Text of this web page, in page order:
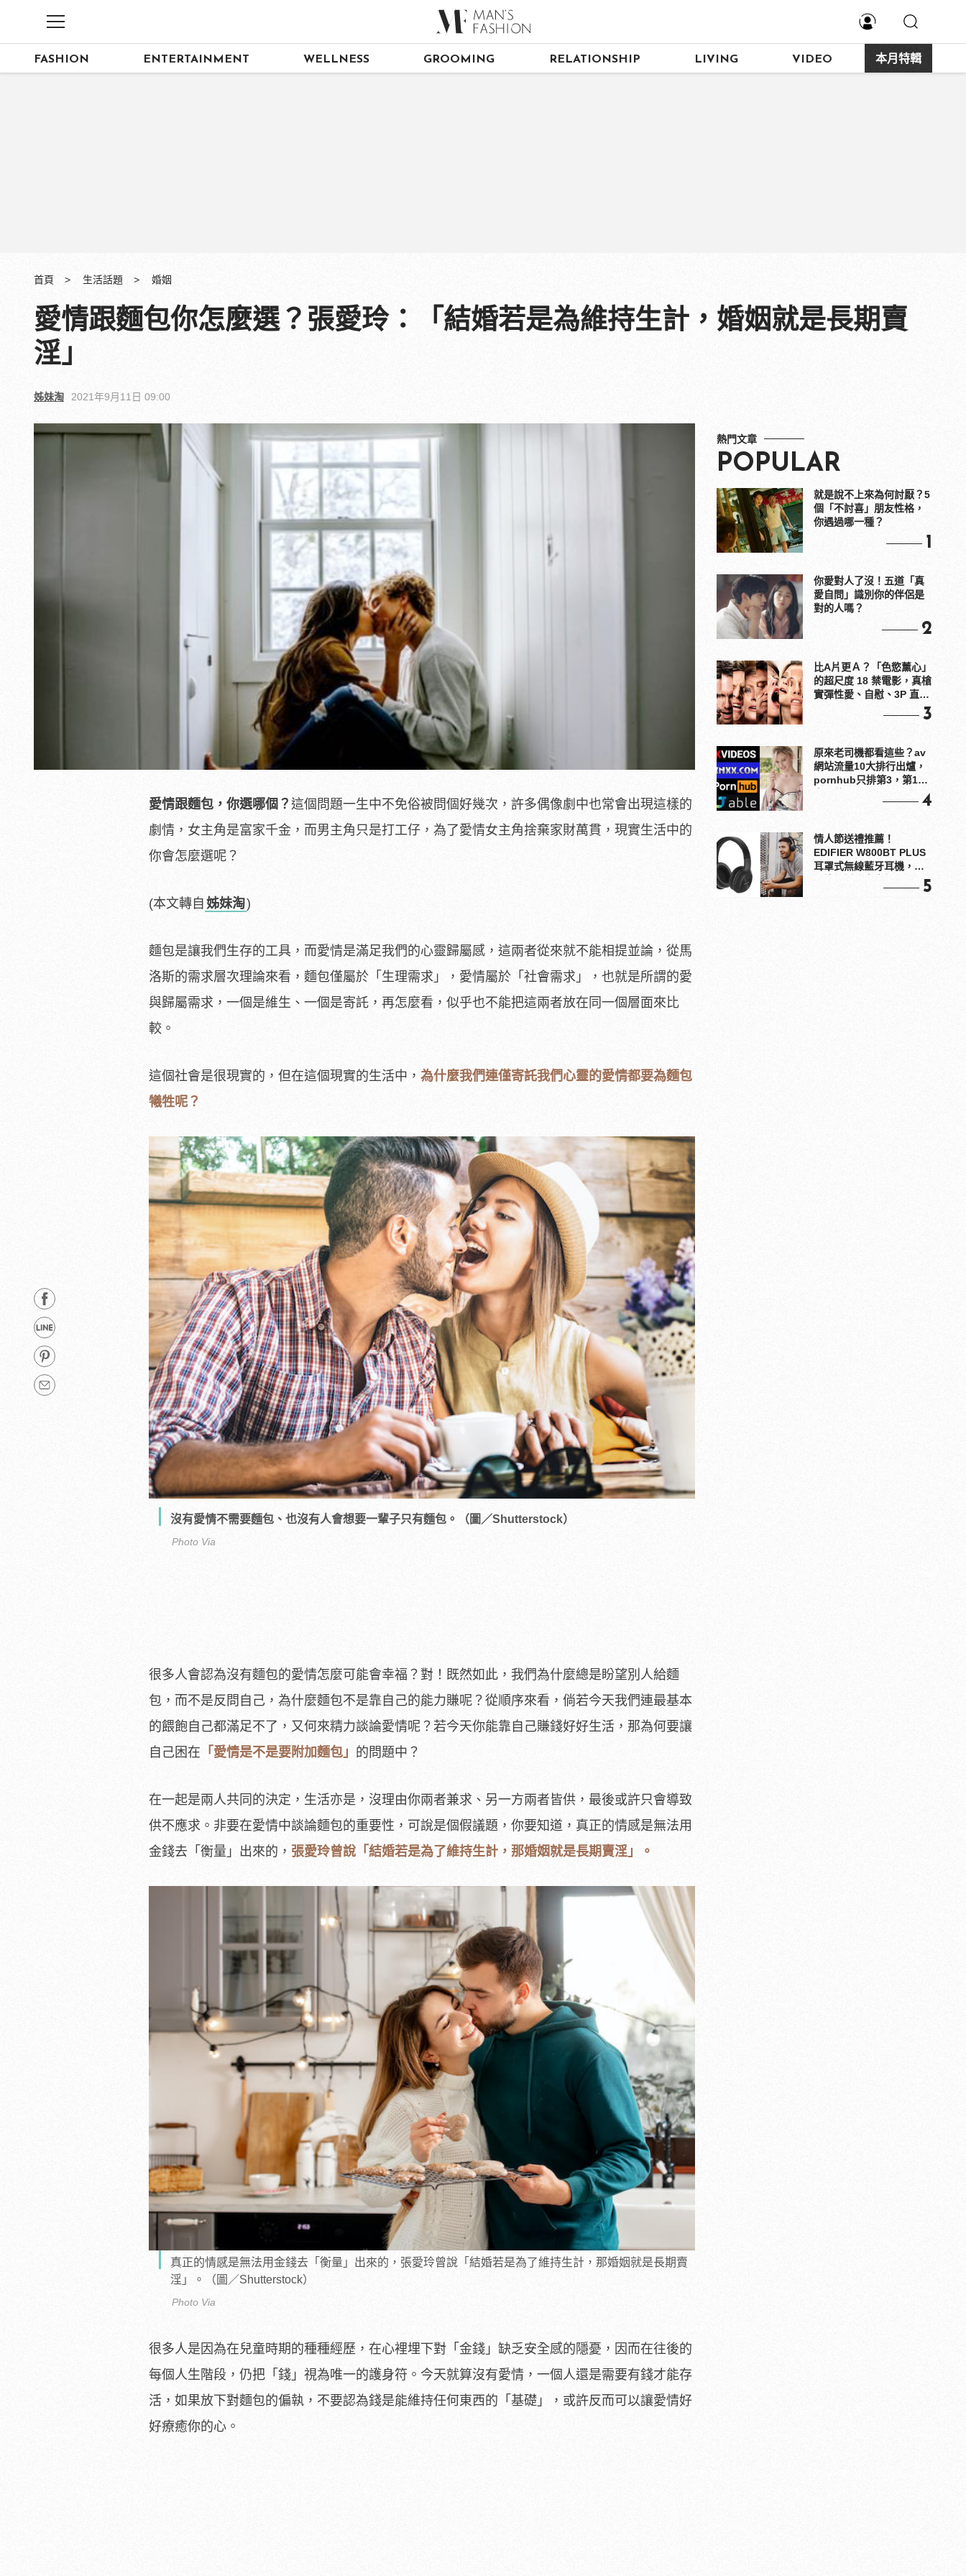
FASHION ENTERTAINMENT WELLNESS GROOMING RELATIONSHIP LIVING VIDEO 本月特輯
首頁 生活話題 婚姻
愛情跟麵包你怎麼選？張愛玲：「結婚若是為維持生計，婚姻就是長期賣
淫」
姊妹淘 2021年9月11日 09:00
愛情跟麵包，你選哪個？ 這個問題一生中不免俗被問個好幾次，許多偶像劇中也常會出現這樣的
劇情，女主角是富家千金，而男主角只是打工仔，為了愛情女主角捨棄家財萬貫，現實生活中的
你會怎麼選呢？
(本文轉自 姊妹淘)
麵包是讓我們生存的工具，而愛情是滿足我們的心靈歸屬感，這兩者從來就不能相提並論，從馬
洛斯的需求層次理論來看，麵包僅屬於「生理需求」，愛情屬於「社會需求」，也就是所謂的愛
與歸屬需求，一個是維生、一個是寄託，再怎麼看，似乎也不能把這兩者放在同一個層面來比
較。
這個社會是很現實的，但在這個現實的生活中， 為什麼我們連僅寄託我們心靈的愛情都要為麵包
犧牲呢？
沒有愛情不需要麵包、也沒有人會想要一輩子只有麵包。（圖／Shutterstock）
Photo Via
很多人會認為沒有麵包的愛情怎麼可能會幸福？對！既然如此，我們為什麼總是盼望別人給麵
包，而不是反問自己，為什麼麵包不是靠自己的能力賺呢？從順序來看，倘若今天我們連最基本
的餵飽自己都滿足不了，又何來精力談論愛情呢？若今天你能靠自己賺錢好好生活，那為何要讓
自己困在 「愛情是不是要附加麵包」 的問題中？
在一起是兩人共同的決定，生活亦是，沒理由你兩者兼求、另一方兩者皆供，最後或許只會導致
供不應求。非要在愛情中談論麵包的重要性，可說是個假議題，你要知道，真正的情感是無法用
金錢去「衡量」出來的， 張愛玲曾說「結婚若是為了維持生計，那婚姻就是長期賣淫」。
真正的情感是無法用金錢去「衡量」出來的，張愛玲曾說「結婚若是為了維持生計，那婚姻就是長期賣
淫」。（圖／Shutterstock）
Photo Via
很多人是因為在兒童時期的種種經歷，在心裡埋下對「金錢」缺乏安全感的隱憂，因而在往後的
每個人生階段，仍把「錢」視為唯一的護身符。今天就算沒有愛情，一個人還是需要有錢才能存
活，如果放下對麵包的偏執，不要認為錢是能維持任何東西的「基礎」，或許反而可以讓愛情好
好療癒你的心。
熱門文章
POPULAR
就是說不上來為何討厭？5
個「不討喜」朋友性格，
你遇過哪一種？
1
你愛對人了沒！五道「真
愛自問」識別你的伴侶是
對的人嗎？
2
比A片更Ａ？「色慾薰心」
的超尺度 18 禁電影，真槍
實彈性愛、自慰、3P 直接
3
原來老司機都看這些？av
網站流量10大排行出爐，
pornhub只排第3，第1名
4
情人節送禮推薦！
EDIFIER W800BT PLUS
耳罩式無線藍牙耳機，在
5